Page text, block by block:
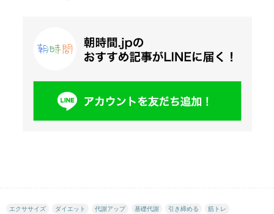
エクササイズ ダイエット 代謝アップ 基礎代謝 引き締める 筋トレ